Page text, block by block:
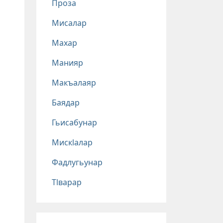
Проза
Мисалар
Махар
Манияр
Макъалаяр
Баядар
Гьисабунар
Мискlалар
Фадлугьунар
Тlварар